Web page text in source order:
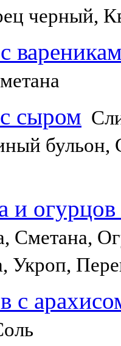
черный,
сыром
и
Сметана,
Укроп,
с